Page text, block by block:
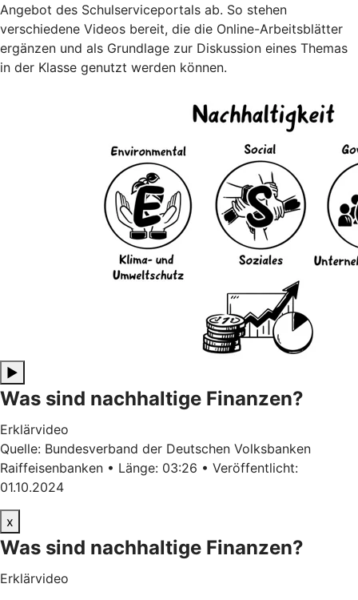
Angebot des Schulserviceportals ab. So stehen
verschiedene Videos bereit, die die Online-Arbeitsblätter
ergänzen und als Grundlage zur Diskussion eines Themas
in der Klasse genutzt werden können.
▶
Was sind nachhaltige Finanzen?
Erklärvideo
Quelle: Bundesverband der Deutschen Volksbanken
Raiffeisenbanken • Länge: 03:26 • Veröffentlicht:
01.10.2024
x
Was sind nachhaltige Finanzen?
Erklärvideo